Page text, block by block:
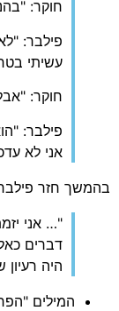
חוקר:
פילבר:
עשיתי
חוקר:
פילבר:
אני לא
בהמשך חזר
"… אני
דברים
היה רעיון
המילים